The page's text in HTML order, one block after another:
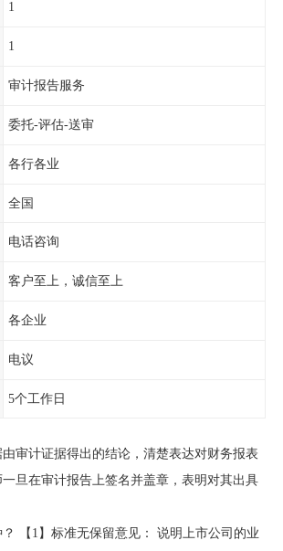
1
1
审计报告服务
委托-评估-送审
各行各业
全国
电话咨询
客户至上，诚信至上
各企业
电议
5个工作日
审计证据得出的结论，清楚表达对财务报表
旦在审计报告上签名并盖章，表明对其出具
【1】标准无保留意见： 说明上市公司的业